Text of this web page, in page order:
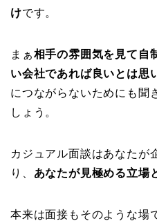
けです。
まぁ相手の雰囲気を見て自
い会社であれば良いとは思
につながらないためにも聞
しょう。
カジュアル面談はあなたが
り、 あなたが見極める立場
本来は面接もそのような場